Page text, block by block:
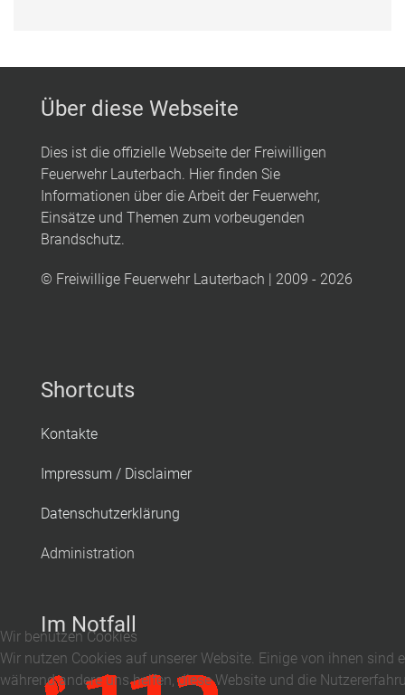
Über diese Webseite
Dies ist die offizielle Webseite der Freiwilligen
Feuerwehr Lauterbach. Hier finden Sie
Informationen über die Arbeit der Feuerwehr,
Einsätze und Themen zum vorbeugenden
Brandschutz.
© Freiwillige Feuerwehr Lauterbach | 2009 - 2026
Shortcuts
Kontakte
Impressum / Disclaimer
Datenschutzerklärung
Administration
Im Notfall
Wir benutzen Cookies
Wir nutzen Cookies auf unserer Website. Einige von ihnen sind
während andere uns helfen, diese Website und die